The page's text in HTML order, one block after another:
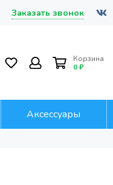
Заказать звонок
Корзина
0 ₽
Аксессуары